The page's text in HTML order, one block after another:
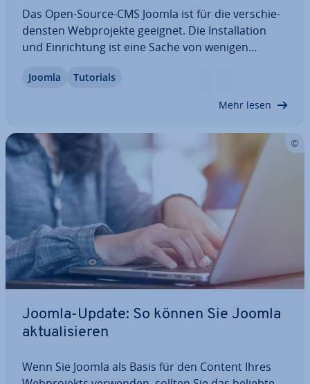
Das Open-Source-CMS Joomla ist für die ver­schie­
dens­ten Web­pro­jek­te geeignet. Die In­stal­la­ti­on
und Ein­rich­tung ist eine Sache von wenigen
ting-Providern. Zu Test­zwe­cken können Sie Joomla
Joomla Tutorials
Mehr lesen
Joomla-Update: So können Sie Joomla
ak­tua­li­sie­ren
Wenn Sie Joomla als Basis für den Content Ihres